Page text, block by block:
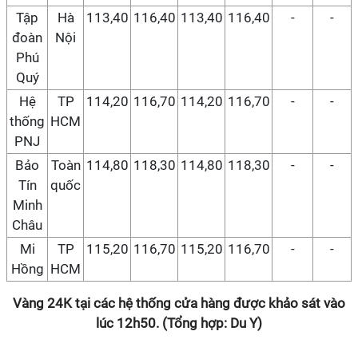
Tập
đoàn
Phú
Quý
Hà
Nội
113,40 116,40 113,40 116,40 - -
Hệ
thống
PNJ
TP
HCM
114,20 116,70 114,20 116,70 - -
Bảo
Tín
Minh
Châu
Toàn
quốc
114,80 118,30 114,80 118,30 - -
Mi
Hồng
TP
HCM
115,20 116,70 115,20 116,70 - -
Vàng 24K tại các hệ thống cửa hàng được khảo sát vào
lúc 12h50. (Tổng hợp: Du Y)